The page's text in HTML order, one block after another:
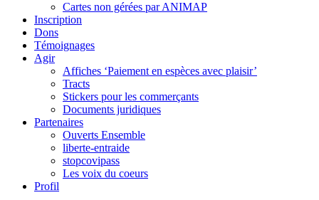
Cartes non gérées par ANIMAP
Inscription
Dons
Témoignages
Agir
Affiches ‘Paiement en espèces avec plaisir’
Tracts
Stickers pour les commerçants
Documents juridiques
Partenaires
Ouverts Ensemble
liberte-entraide
stopcovipass
Les voix du coeurs
Profil